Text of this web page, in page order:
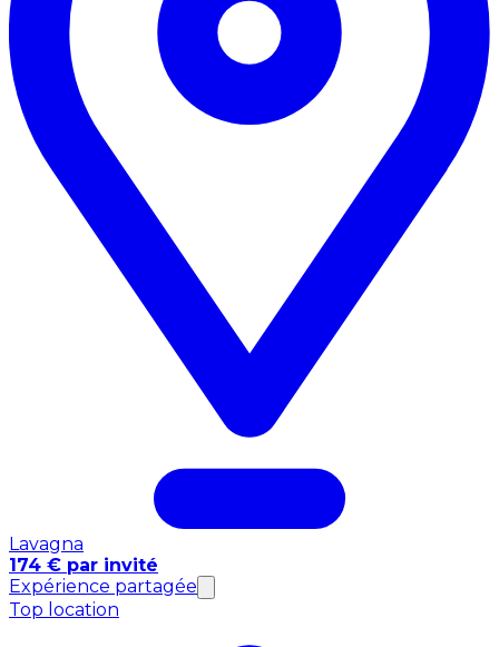
Lavagna
174 € par invité
Expérience partagée
Top location